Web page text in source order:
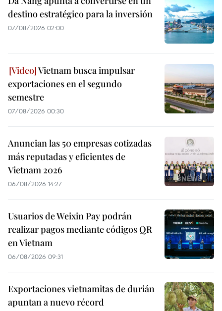
destino estratégico para la inversión
07/08/2026 02:00
Vietnam busca impulsar
exportaciones en el segundo
semestre
07/08/2026 00:30
Anuncian las 50 empresas cotizadas
más reputadas y eficientes de
Vietnam 2026
06/08/2026 14:27
Usuarios de Weixin Pay podrán
realizar pagos mediante códigos QR
en Vietnam
06/08/2026 09:31
Exportaciones vietnamitas de durián
apuntan a nuevo récord